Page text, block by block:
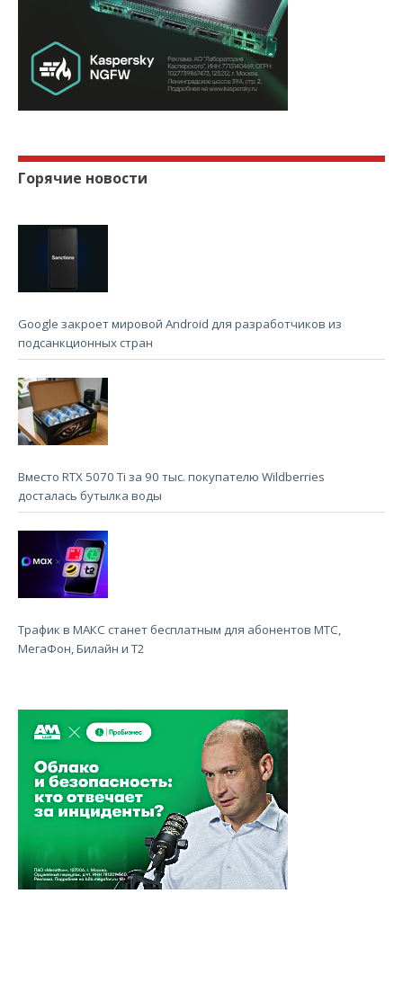
Горячие новости
Google закроет мировой Android для разработчиков из
подсанкционных стран
Вместо RTX 5070 Ti за 90 тыс. покупателю Wildberries
досталась бутылка воды
Трафик в МАКС станет бесплатным для абонентов МТС,
МегаФон, Билайн и Т2